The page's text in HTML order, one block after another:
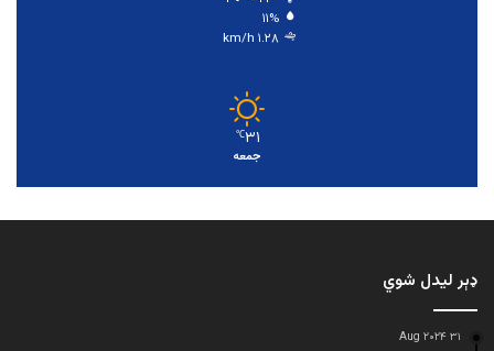
۱۱%
۱.۲۸ km/h
۳۱℃
جمعه
ډېر لیدل شوي
۳۱ Aug ۲۰۲۴